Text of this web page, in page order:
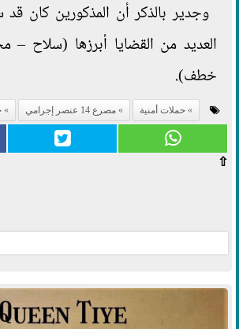
وجدير بالذكر أن المذكورين كان
العديد من القضايا أبرزها (سلاح
خطف).
حملات أمنية مصرع 14 عنصر إجرامي
⇧